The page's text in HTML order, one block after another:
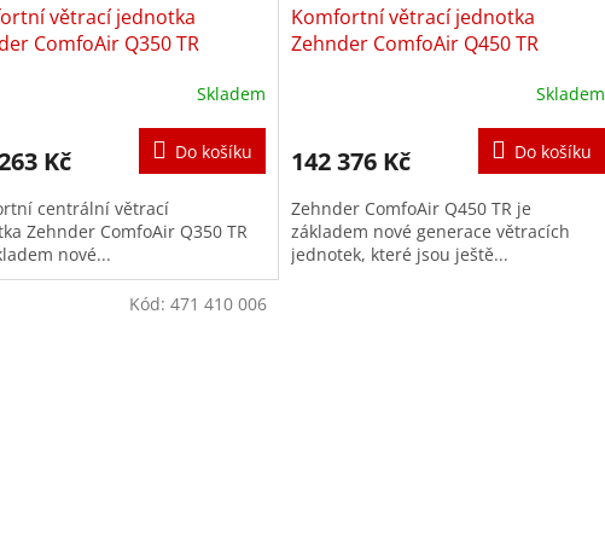
větrací jednotka
ComfoAir Q350 TR
Skladem
Kč Do košíku
centrální větrací
Zehnder ComfoAir Q350 TR
nové...
Komfortní větrací jednotka
Zehnder ComfoAir Q450 TR
je
z
5
hvězdiček.
Skladem
142 376 Kč Do košíku
Zehnder ComfoAir Q450 TR je
základem nové generace větracích
jednotek, které jsou ještě...
Kód: 471 410 006